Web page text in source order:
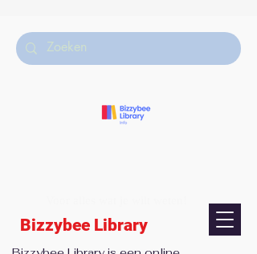
Bizzybee Library